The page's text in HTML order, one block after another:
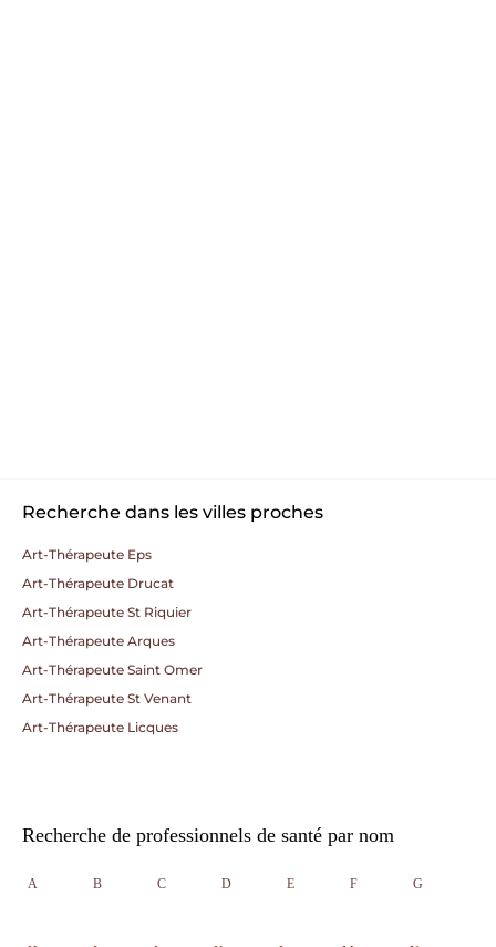
Recherche dans les villes proches
Art-Thérapeute Eps
Art-Thérapeute Drucat
Art-Thérapeute St Riquier
Art-Thérapeute Arques
Art-Thérapeute Saint Omer
Art-Thérapeute St Venant
Art-Thérapeute Licques
Recherche de professionnels de santé par nom
A B C D E F G